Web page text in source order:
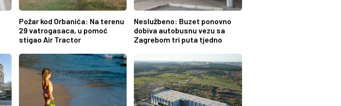
Požar kod Orbanića: Na terenu
29 vatrogasaca, u pomoć
stigao Air Tractor
Neslužbeno: Buzet ponovno
dobiva autobusnu vezu sa
Zagrebom tri puta tjedno